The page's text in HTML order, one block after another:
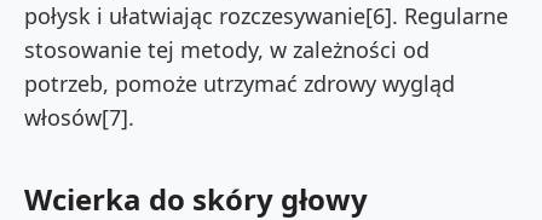
połysk i ułatwiając rozczesywanie[6]. Regularne
stosowanie tej metody, w zależności od
potrzeb, pomoże utrzymać zdrowy wygląd
włosów[7].
Wcierka do skóry głowy